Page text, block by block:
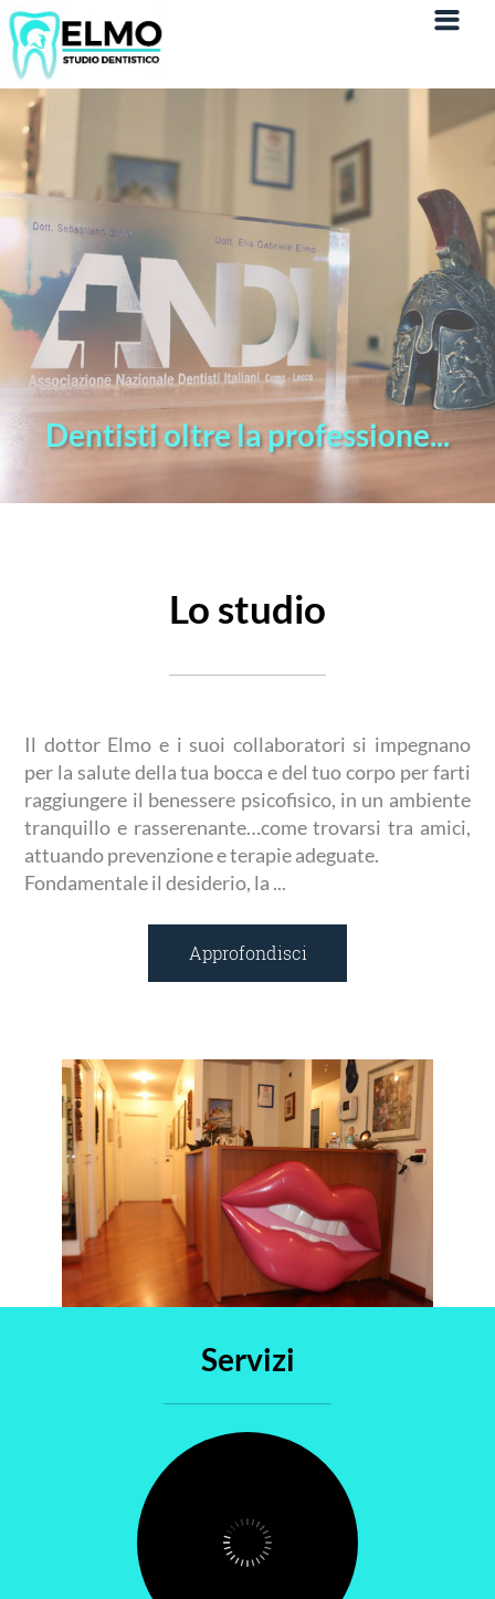
Dentisti oltre la professione...
Lo studio
Il dottor Elmo e i suoi collaboratori si impegnano
per la salute della tua bocca e del tuo corpo per farti
raggiungere il benessere psicofisico, in un ambiente
tranquillo e rasserenante…come trovarsi tra amici,
attuando prevenzione e terapie adeguate.
Fondamentale il desiderio, la ...
Approfondisci
Servizi